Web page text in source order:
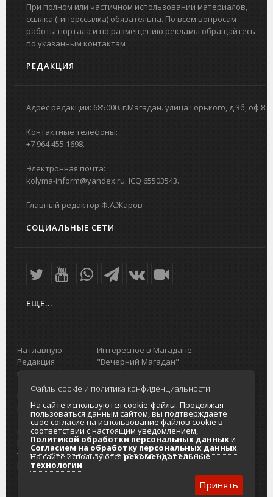
При полном или частичном использовании материалов,
ссылка (гиперссылка) обязательна. По всем вопросам
работы портала и по размещению рекламы обращайтесь
по указанным контактам
РЕДАКЦИЯ
Адрес редакции: 685000. г.Магадан. улица Горького, д.3б, оф.8
Контактные телефоны:
+7 964 455 1698.
Электронная почта:
kolyma-inform@yandex.ru. ICQ 65503543.
Главный редактор Ф.А.Жаров
СОЦИАЛЬНЫЕ СЕТИ
ЕЩЕ...
На главную
Редакция
портала
О проекте
Реклама на
портале
Отзывы и
предложения
Интернет-
услуги
Разработка
сайтов
Интересное в Магадане
"Вечерний Магадан"
Городская доска объявлений
Главный туристический портал
Колымы
Политика в отношении обработки
персональных данных
Согласие на обработку персональных
данных
Файлы cookie и политика конфиденциальности.
На сайте используются cookie-файлы. Продолжая
пользоваться данным сайтом, вы подтверждаете
свое согласие на использование файлов cookie в
соответствии с настоящим уведомлением,
Политикой обработки персональных данныхи
Согласием на обработку персональных данных.
На сайте используютсярекомендательные
технологии.
Принять